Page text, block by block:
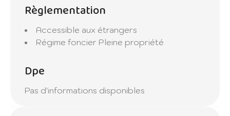
Règlementation
Accessible aux étrangers
Régime foncier Pleine propriété
Dpe
Pas d'informations disponibles